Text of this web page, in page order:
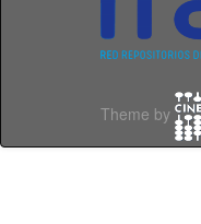
Theme by